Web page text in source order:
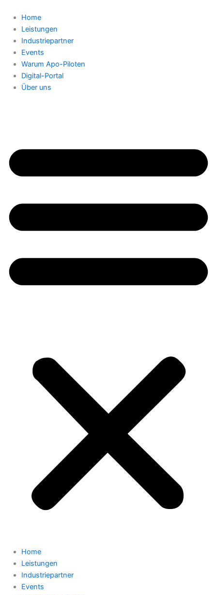
Inhalt
springen
Home
Leistungen
Industriepartner
Events
Warum Apo-Piloten
Digital-Portal
Über uns
Home
Leistungen
Industriepartner
Events